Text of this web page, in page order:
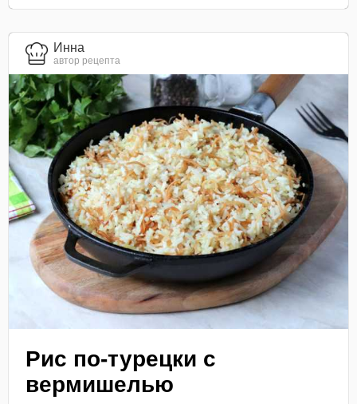
Инна
автор рецепта
Рис по-турецки с
вермишелью